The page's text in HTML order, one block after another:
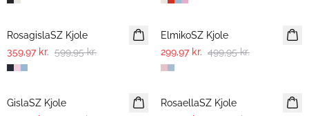
-40%
RosagislaSZ Kjole
359,97 kr. 599,95 kr.
-40%
ElmikoSZ Kjole
299,97 kr. 499,95 kr.
-40%
GislaSZ Kjole
-40%
RosaellaSZ Kjole